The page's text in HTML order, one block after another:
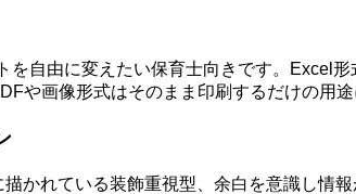
を自由に変えたい保育士向きです。Excel
や画像形式はそのまま印刷するだけの用途
かれている装飾重視型、余白を意識し情